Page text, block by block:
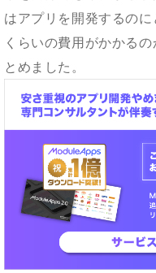
はアプリを開発するの
くらいの費用がかかる
とめました。